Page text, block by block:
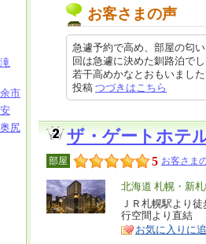
お客さまの声
急遽予約で高め、部屋の匂
回は急遽に決めた釧路泊で
若干高めかなとおもいまし
投稿 つづきはこちら
ザ・ゲートホ
部屋 5 お客さま
エ
リ
ア
北海道 札幌・新
特
徴
ＪＲ札幌駅より
行空間より直結
お気に入りに
市
尻